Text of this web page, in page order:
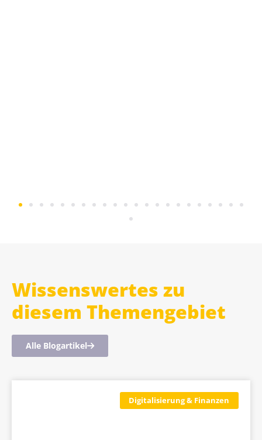
Wissenswertes zu
diesem Themengebiet
Alle Blogartikel
Digitalisierung & Finanzen